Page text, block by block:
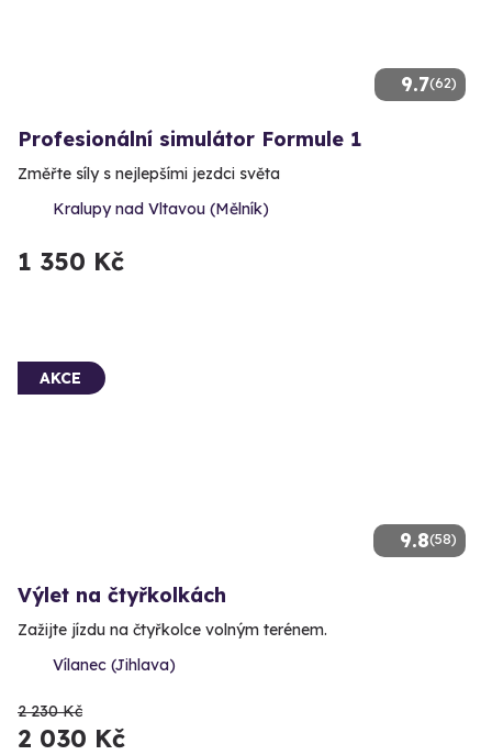
9.7(62)
Profesionální simulátor Formule 1
Změřte síly s nejlepšími jezdci světa
Kralupy nad Vltavou (Mělník)
1 350 Kč
9.8(58)
AKCE
Výlet na čtyřkolkách
Zažijte jízdu na čtyřkolce volným terénem.
Vílanec (Jihlava)
2 230 Kč
2 030 Kč